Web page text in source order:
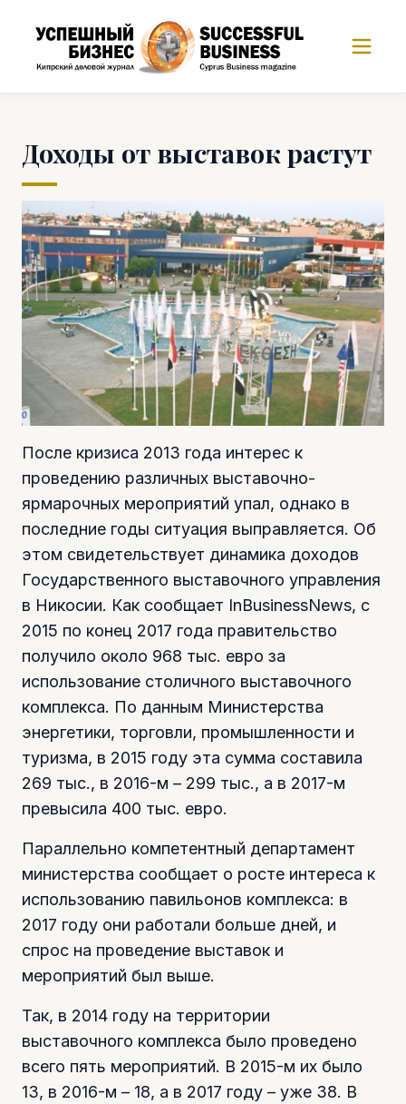
Доходы от выставок растут
После кризиса 2013 года интерес к
проведению различных выставочно-
ярмарочных мероприятий упал, однако в
последние годы ситуация выправляется. Об
этом свидетельствует динамика доходов
Государственного выставочного управления
в Никосии. Как сообщает InBusinessNews, с
2015 по конец 2017 года правительство
получило около 968 тыс. евро за
использование столичного выставочного
комплекса. По данным Министерства
энергетики, торговли, промышленности и
туризма, в 2015 году эта сумма составила
269 тыс., в 2016-м – 299 тыс., а в 2017-м
превысила 400 тыс. евро.
Параллельно компетентный департамент
министерства сообщает о росте интереса к
использованию павильонов комплекса: в
2017 году они работали больше дней, и
спрос на проведение выставок и
мероприятий был выше.
Так, в 2014 году на территории
выставочного комплекса было проведено
всего пять мероприятий. В 2015-м их было
13, в 2016-м – 18, а в 2017 году – уже 38. В